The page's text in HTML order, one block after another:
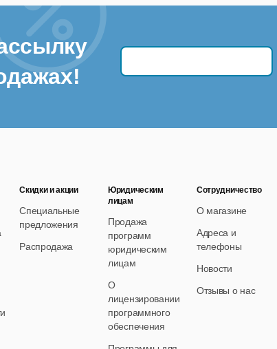
Скидки и акции
Специальные
предложения
Распродажа
Юридическим
лицам
Продажа
программ
юридическим
лицам
О
лицензировании
программного
обеспечения
Сотрудничество
О магазине
Адреса и
телефоны
Новости
Отзывы о нас